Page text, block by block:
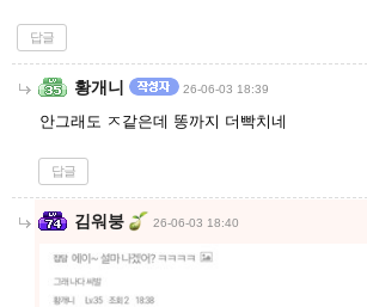
답글
황개니 26-06-03 18:39
안그래도 ㅈ같은데 똥까지 더빡치네
답글
김워붕 26-06-03 18:40